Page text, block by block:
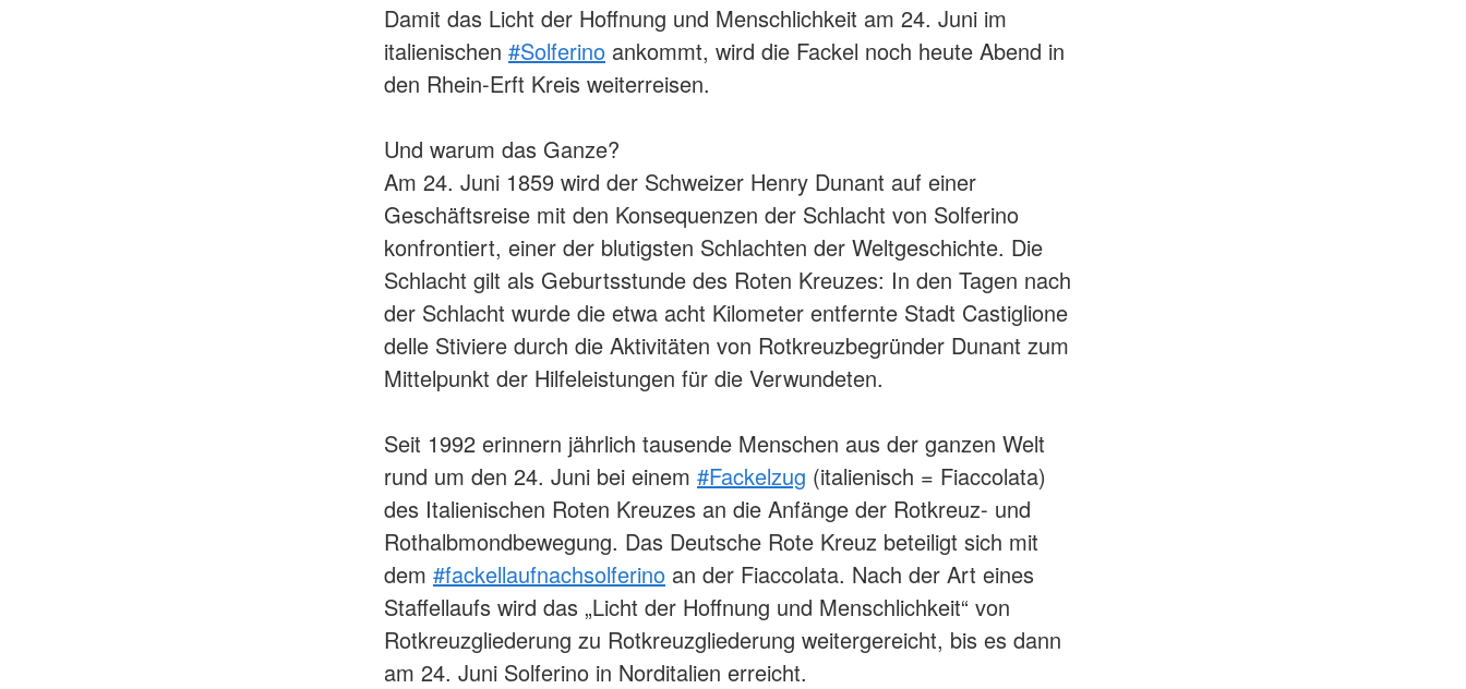
Damit das Licht der Hoffnung und Menschlichkeit am 24. Juni im
italienischen #Solferino ankommt, wird die Fackel noch heute Abend in
den Rhein-Erft Kreis weiterreisen.
Und warum das Ganze?
Am 24. Juni 1859 wird der Schweizer Henry Dunant auf einer
Geschäftsreise mit den Konsequenzen der Schlacht von Solferino
konfrontiert, einer der blutigsten Schlachten der Weltgeschichte. Die
Schlacht gilt als Geburtsstunde des Roten Kreuzes: In den Tagen nach
der Schlacht wurde die etwa acht Kilometer entfernte Stadt Castiglione
delle Stiviere durch die Aktivitäten von Rotkreuzbegründer Dunant zum
Mittelpunkt der Hilfeleistungen für die Verwundeten.
Seit 1992 erinnern jährlich tausende Menschen aus der ganzen Welt
rund um den 24. Juni bei einem #Fackelzug (italienisch = Fiaccolata)
des Italienischen Roten Kreuzes an die Anfänge der Rotkreuz- und
Rothalbmondbewegung. Das Deutsche Rote Kreuz beteiligt sich mit
dem #fackellaufnachsolferino an der Fiaccolata. Nach der Art eines
Staffellaufs wird das „Licht der Hoffnung und Menschlichkeit“ von
Rotkreuzgliederung zu Rotkreuzgliederung weitergereicht, bis es dann
am 24. Juni Solferino in Norditalien erreicht.